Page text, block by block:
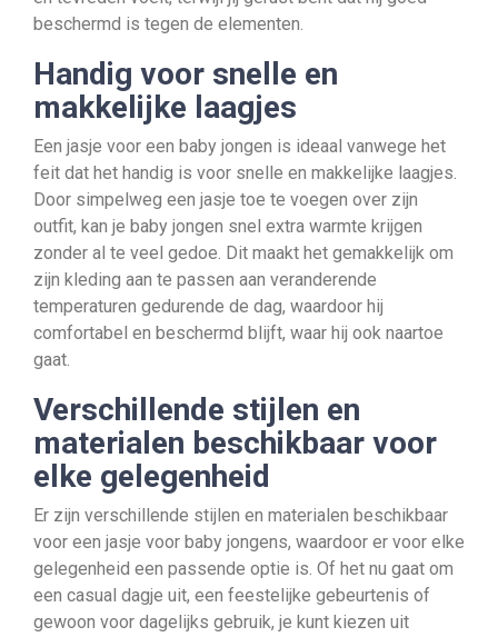
beschermd is tegen de elementen.
Handig voor snelle en
makkelijke laagjes
Een jasje voor een baby jongen is ideaal vanwege het
feit dat het handig is voor snelle en makkelijke laagjes.
Door simpelweg een jasje toe te voegen over zijn
outfit, kan je baby jongen snel extra warmte krijgen
zonder al te veel gedoe. Dit maakt het gemakkelijk om
zijn kleding aan te passen aan veranderende
temperaturen gedurende de dag, waardoor hij
comfortabel en beschermd blijft, waar hij ook naartoe
gaat.
Verschillende stijlen en
materialen beschikbaar voor
elke gelegenheid
Er zijn verschillende stijlen en materialen beschikbaar
voor een jasje voor baby jongens, waardoor er voor elke
gelegenheid een passende optie is. Of het nu gaat om
een casual dagje uit, een feestelijke gebeurtenis of
gewoon voor dagelijks gebruik, je kunt kiezen uit